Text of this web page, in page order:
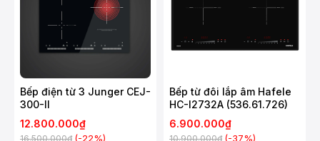
Bếp điện từ 3 Junger CEJ-
300-II
12.800.000₫
16.500.000₫ (-22%)
Bếp từ đôi lắp âm Hafele
HC-I2732A (536.61.726)
6.900.000₫
10.900.000₫ (-37%)